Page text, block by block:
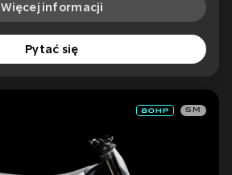
Więcej informacji
Pytać się
SM